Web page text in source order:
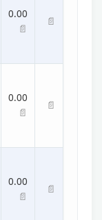
0.00
📄
📄
0.00
📄
📄
0.00
📄
📄